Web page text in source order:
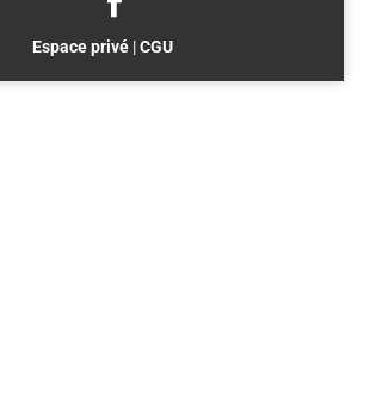
Espace privé|CGU